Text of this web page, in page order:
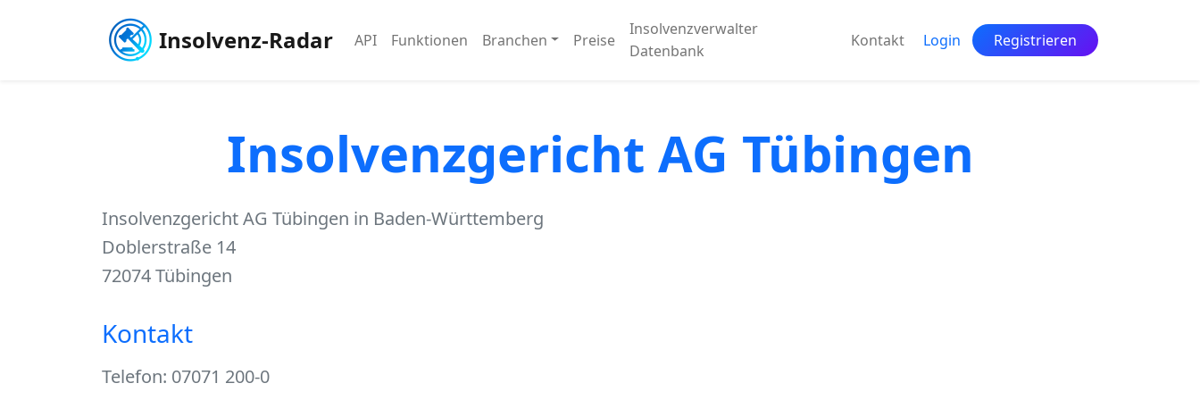
Insolvenz-Radar API Funktionen Branchen Preise
Insolvenzverwalter
Datenbank
Kontakt Login Registrieren
Insolvenzgericht AG Tübingen
Insolvenzgericht AG Tübingen in Baden-Württemberg
Doblerstraße 14
72074 Tübingen
Kontakt
Telefon: 07071 200-0